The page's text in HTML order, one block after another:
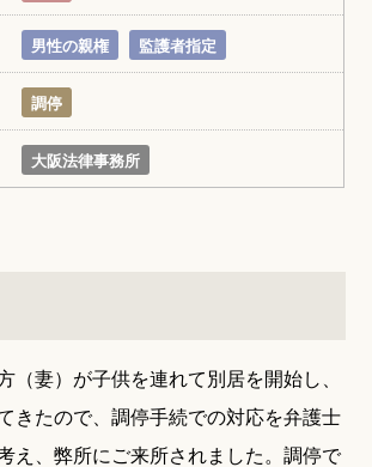
男性の親権 監護者指定
調停
大阪法律事務所
（妻）が子供を連れて別居を開始し、
きたので、調停手続での対応を弁護士
え、弊所にご来所されました。調停で